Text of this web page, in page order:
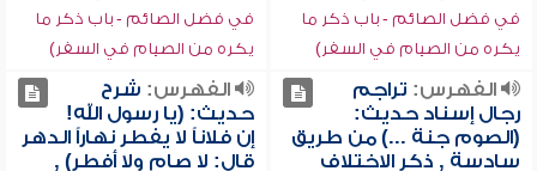
في فضل الصائم - باب ذكر ما
يكره من الصيام في السفر)
في فضل الصائم - باب ذكر ما
يكره من الصيام في السفر)
الفهرس: تراجم
رجال إسناد حديث:
(الصوم جنة ...) من طريق
سادسة , ذكر الاختلاف
الفهرس: شرح
حديث: (يا رسول الله!
إن فلاناً لا يفطر نهاراً الدهر
قال: لا صام ولا أفطر) ,